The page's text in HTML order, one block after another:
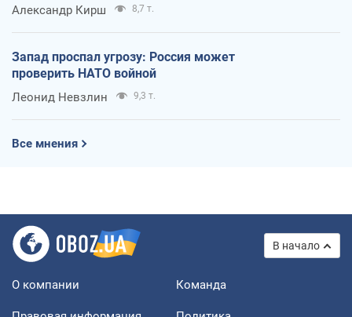
Александр Кирш 8,7 т.
Запад проспал угрозу: Россия может
проверить НАТО войной
Леонид Невзлин 9,3 т.
Все мнения
В начало
О компании Команда